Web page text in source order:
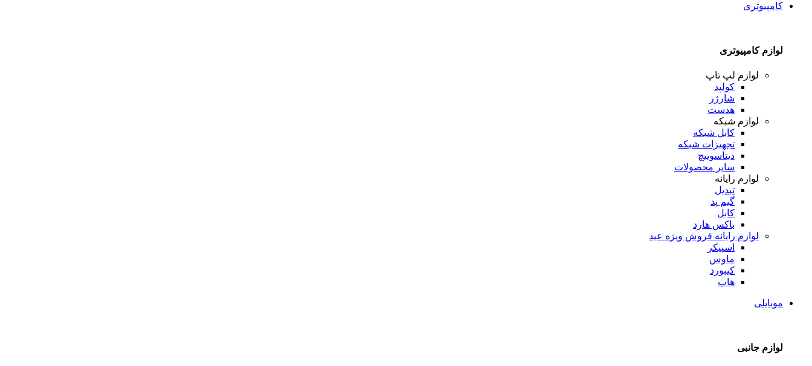
کامپیوتری
لوازم کامپیوتری
لوازم لپ تاپ
کولپد
شارژر
هدست
لوازم شبکه
کابل شبکه
تجهیزات شبکه
دیتاسوییچ
سایر محصولات
لوازم رایانه
تبدیل
گیم پد
کابل
باکس هارد
لوازم رایانه فروش ویژه عید
اسپیکر
ماوس
کیبورد
هاب
موبایلی
لوازم جانبی